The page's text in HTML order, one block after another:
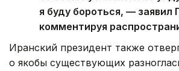
я буду бороться, — заявил
комментируя
Иранский президент также
о якобы существующих